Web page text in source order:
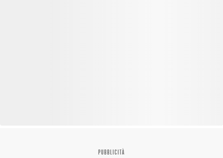
PUBBLICITÀ